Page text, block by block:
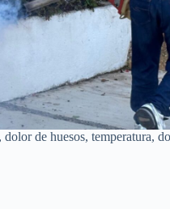
de huesos, temperatura,